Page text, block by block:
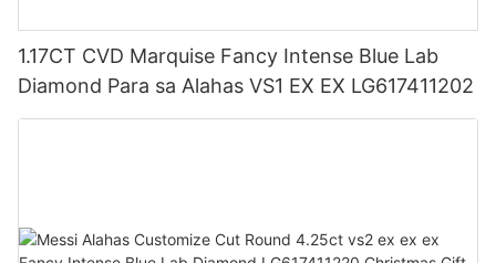
1.17CT CVD Marquise Fancy Intense Blue Lab
Diamond Para sa Alahas VS1 EX EX LG617411202